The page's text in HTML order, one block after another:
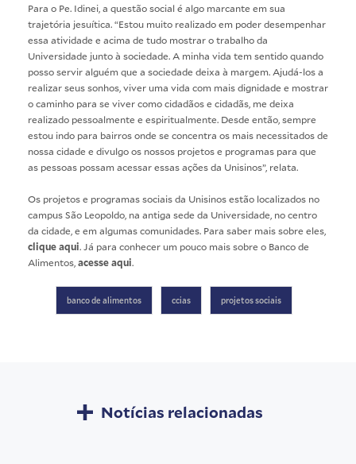
Para o Pe. Idinei, a questão social é algo marcante em sua
trajetória jesuítica. “Estou muito realizado em poder desempenhar
essa atividade e acima de tudo mostrar o trabalho da
Universidade junto à sociedade. A minha vida tem sentido quando
posso servir alguém que a sociedade deixa à margem. Ajudá-los a
realizar seus sonhos, viver uma vida com mais dignidade e mostrar
o caminho para se viver como cidadãos e cidadãs, me deixa
realizado pessoalmente e espiritualmente. Desde então, sempre
estou indo para bairros onde se concentra os mais necessitados de
nossa cidade e divulgo os nossos projetos e programas para que
as pessoas possam acessar essas ações da Unisinos”, relata.
Os projetos e programas sociais da Unisinos estão localizados no
campus São Leopoldo, na antiga sede da Universidade, no centro
da cidade, e em algumas comunidades. Para saber mais sobre eles,
clique aqui. Já para conhecer um pouco mais sobre o Banco de
Alimentos, acesse aqui.
banco de alimentos ccias projetos sociais
Notícias relacionadas